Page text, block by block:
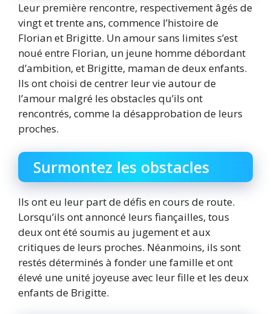
Leur première rencontre, respectivement âgés de
vingt et trente ans, commence l’histoire de
Florian et Brigitte. Un amour sans limites s’est
noué entre Florian, un jeune homme débordant
d’ambition, et Brigitte, maman de deux enfants.
Ils ont choisi de centrer leur vie autour de
l’amour malgré les obstacles qu’ils ont
rencontrés, comme la désapprobation de leurs
proches.
Surmontez les obstacles
Ils ont eu leur part de défis en cours de route.
Lorsqu’ils ont annoncé leurs fiançailles, tous
deux ont été soumis au jugement et aux
critiques de leurs proches. Néanmoins, ils sont
restés déterminés à fonder une famille et ont
élevé une unité joyeuse avec leur fille et les deux
enfants de Brigitte.